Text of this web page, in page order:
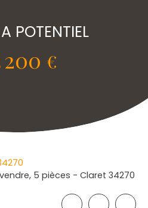
POTENTIEL
200 €
5 pièces - Claret 34270